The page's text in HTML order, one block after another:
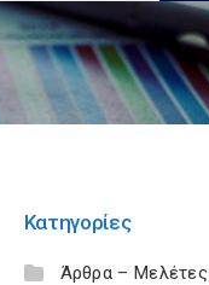
Κατηγορίες
Άρθρα – Μελέτες